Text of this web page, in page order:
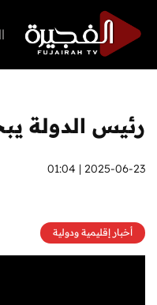
رئيس الدولة
2025-06-23 | 01:04
أخبار إقليمية ودولية